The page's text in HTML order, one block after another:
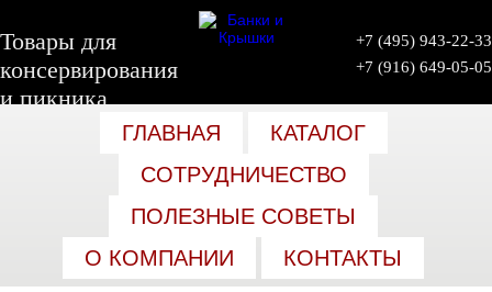
Товары для
консервирования
и пикника
+7 (495) 943-22-33
+7 (916) 649-05-05
ГЛАВНАЯ
КАТАЛОГ
СОТРУДНИЧЕСТВО
ПОЛЕЗНЫЕ СОВЕТЫ
О КОМПАНИИ
КОНТАКТЫ